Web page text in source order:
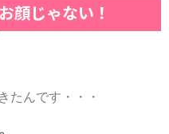
顔じゃない！
たんです・・・